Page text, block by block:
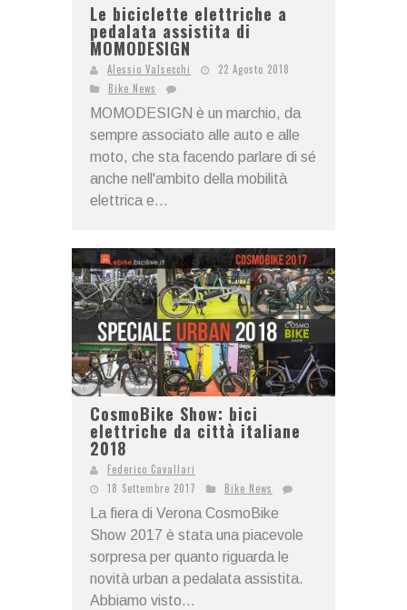
Le biciclette elettriche a
pedalata assistita di
MOMODESIGN
Alessio Valsecchi
22 Agosto 2018
Bike News
MOMODESIGN è un marchio, da
sempre associato alle auto e alle
moto, che sta facendo parlare di sé
anche nell'ambito della mobilità
elettrica e...
CosmoBike Show: bici
elettriche da città italiane
2018
Federico Cavallari
18 Settembre 2017
Bike News
La fiera di Verona CosmoBike
Show 2017 è stata una piacevole
sorpresa per quanto riguarda le
novità urban a pedalata assistita.
Abbiamo visto...